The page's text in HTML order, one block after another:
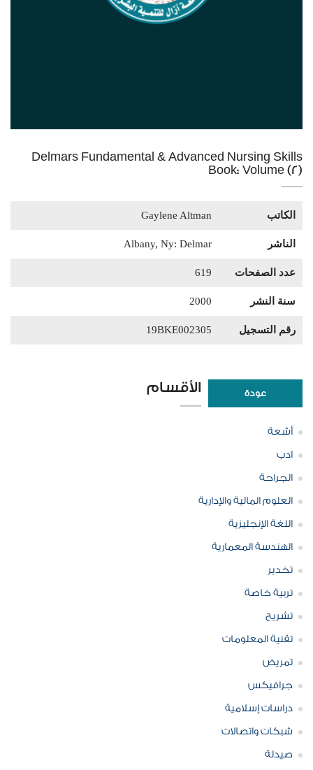
Delmars Fundamental & Advanced Nursing Skills
Book: Volume (2)
الكاتب Gaylene Altman
الناشر Albany, Ny: Delmar
عدد الصفحات 619
سنة النشر 2000
رقم التسجيل 19BKE002305
عودة الأقسام
أشعة
ادب
الجراحة
العلوم المالية والإدارية
اللغة الإنجليزية
الهندسة المعمارية
تخدير
تربية خاصة
تشريح
تقنية المعلومات
تمريض
جرافيكس
دراسات إسلامية
شبكات واتصالات
صيدلة